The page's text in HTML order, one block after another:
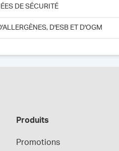
DE SÉCURITÉ
D'ESB ET D'OGM
Produits
Promotions